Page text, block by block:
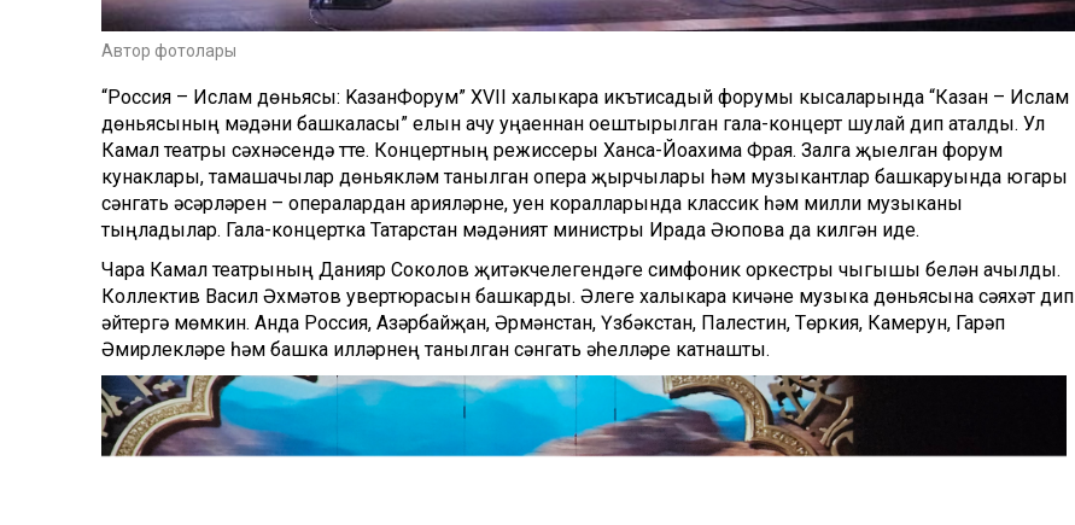
Автор фотолары
“Россия – Ислам дөньясы: KазанФорум” XVII халыкара икътисадый форумы кысаларында “Казан – Ислам
дөньясының мәдәни башкаласы” елын ачу уңаеннан оештырылган гала-концерт шулай дип аталды. Ул
Камал театры сәхнәсендә үтте. Концертның режиссеры Ханса-Йоахима Фрая. Залга җыелган форум
кунаклары, тамашачылар дөньякүләм танылган опера җырчылары һәм музыкантлар башкаруында югары
сәнгать әсәрләрен – опералардан арияләрне, уен коралларында классик һәм милли музыканы
тыңладылар. Гала-концертка Татарстан мәдәният министры Ирада Әюпова да килгән иде.
Чара Камал театрының Данияр Соколов җитәкчелегендәге симфоник оркестры чыгышы белән ачылды.
Коллектив Васил Әхмәтов увертюрасын башкарды. Әлеге халыкара кичәне музыка дөньясына сәяхәт дип
әйтергә мөмкин. Анда Россия, Азәрбайҗан, Әрмәнстан, Үзбәкстан, Палестин, Төркия, Камерун, Гарәп
Әмирлекләре һәм башка илләрнең танылган сәнгать әһелләре катнашты.